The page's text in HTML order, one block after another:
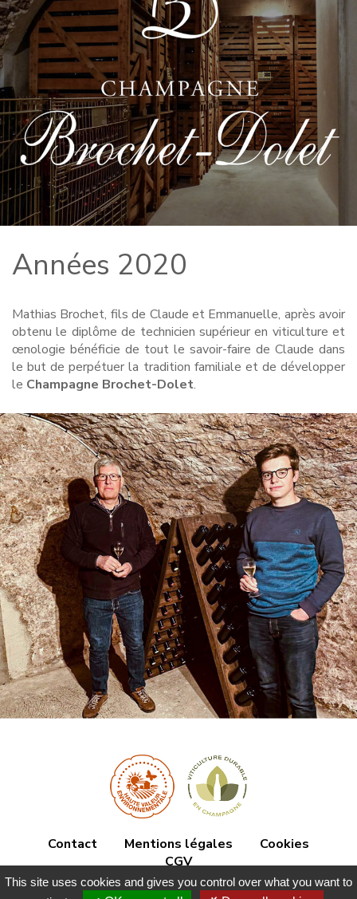
Années 2020
Mathias Brochet, fils de Claude et Emmanuelle, après avoir
obtenu le diplôme de technicien supérieur en viticulture et
œnologie bénéficie de tout le savoir-faire de Claude dans
le but de perpétuer la tradition familiale et de développer
le Champagne Brochet-Dolet.
Contact Mentions légales
Cookies
CGV
Champagne Brochet Dolet
This site uses cookies and gives you control over what you want to